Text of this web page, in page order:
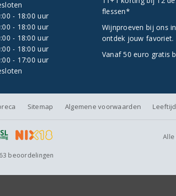
- 18:00 uur
- 18:00 uur
- 18:00 uur
- 18:00 uur
- 17:00 uur
flessen*
Wijnproeven bij ons
ontdek jouw favoriet.
Vanaf 50 euro gratis
Sitemap Algemene voorwaarden
Alle
beoordelingen